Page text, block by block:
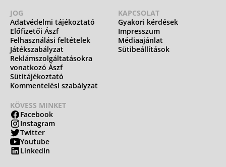
JOG
Adatvédelmi tájékoztató
Előfizetői Ászf
Felhasználási feltételek
Játékszabályzat
Reklámszolgáltatásokra
vonatkozó Ászf
Sütitájékoztató
Kommentelési szabályzat
KAPCSOLAT
Gyakori kérdések
Impresszum
Médiaajánlat
Sütibeállítások
KÖVESS MINKET
Facebook
Instagram
Twitter
Youtube
LinkedIn